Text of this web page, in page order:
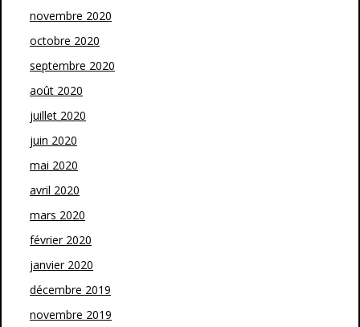
novembre 2020
octobre 2020
septembre 2020
août 2020
juillet 2020
juin 2020
mai 2020
avril 2020
mars 2020
février 2020
janvier 2020
décembre 2019
novembre 2019